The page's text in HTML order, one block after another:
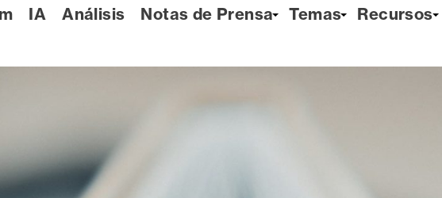
IA Análisis Notas de Prensa Temas Recursos